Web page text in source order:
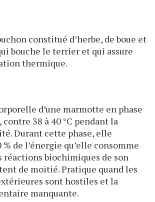
constitué d’herbe, de boue et
bouche le terrier et qui assure
thermique.
d’une marmotte en phase
38 à 40 °C pendant la
Durant cette phase, elle
de l’énergie qu’elle consomme
réactions biochimiques de son
de moitié. Pratique quand les
sont hostiles et la
manquante.